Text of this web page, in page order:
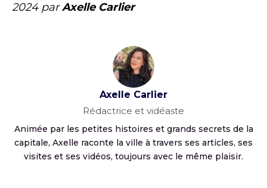
2024 parAxelle Carlier
Axelle Carlier
Rédactrice et vidéaste
Animée par les petites histoires et grands secrets de la
capitale, Axelle raconte la ville à travers ses articles, ses
visites et ses vidéos, toujours avec le même plaisir.